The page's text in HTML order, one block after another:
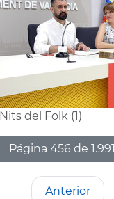
del Folk (1)
Página 456 de 1.991
Anterior